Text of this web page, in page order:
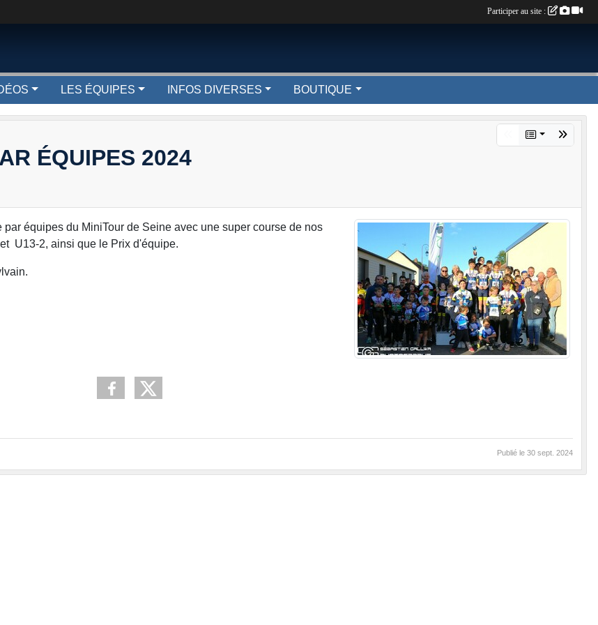
LES ÉQUIPES INFOS DIVERSES BOUTIQUE
ÉQUIPES 2024
équipes du MiniTour de Seine avec une super course de nos
U13-2, ainsi que le Prix d'équipe.
Publié le 30 sept. 2024
Participer au site :